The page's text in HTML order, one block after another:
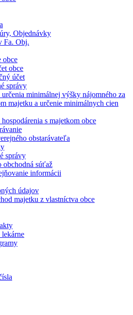
Objednávky
Fa. Obj.
obce
obce
účet
správy
určenia minimálnej výšky nájomného za
majetku a určenie minimálnych cien
hospodárenia s majetkom obce
obstarávateľa
správy
obchodná súťaž
informácii
údajov
majetku z vlastníctva obce
lekárne